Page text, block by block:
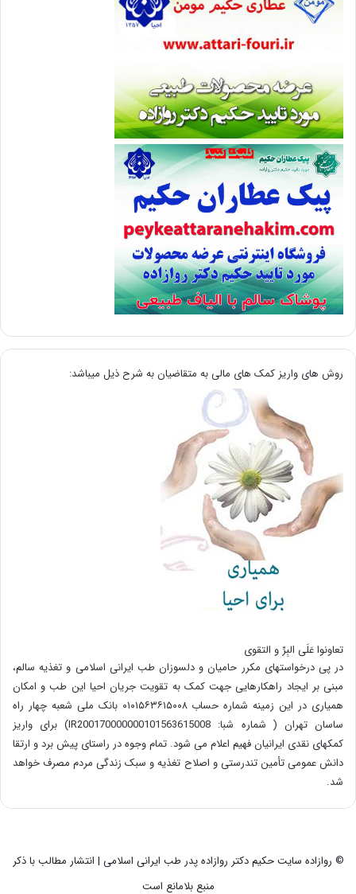
روش های واریز کمک های مالی به متقاضیان به شرح ذیل میباشد:
تعاونوا عَلَی البِرِّ و التقوی
در پی درخواستهای مکرر حامیان و دلسوزان طب ایرانی اسلامی و تغذیه سالم،
مبنی بر ایجاد راهکارهایی جهت کمک به تقویت جریان احیا این طب و امکان
همیاری در این زمینه شماره حساب ۰۱۰۱۵۶۳۶۱۵۰۰۸ بانک ملی شعبه چهار راه
ساسان تهران ( شماره شبا: IR200170000000101563615008) برای واریز
کمکهای نقدی ایرانیان فهیم اعلام می شود. تمام وجوه در راستای پیش برد و ارتقا
دانش عمومی تأمین تندرستی و اصلاح تغذیه و سبک زندگی مردم مصرف خواهد
شد.
© روازاده سایت حکیم دکتر روازاده پدر طب ایرانی اسلامی | انتشار مطالب با ذکر
منبع بلامانع است